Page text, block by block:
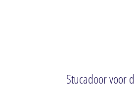
Stucadoor voor